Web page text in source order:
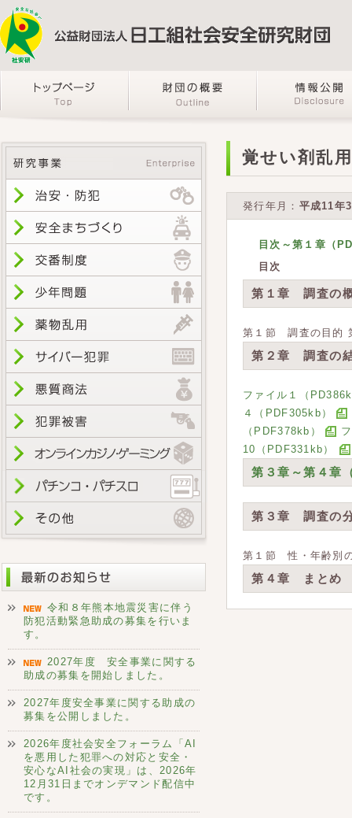
覚せい剤乱
発行年月： 平成11年
目次～第１章（
目次
第１章 調査の
第１節 調査の目的
第２章 調査の
ファイル１（
４（PDF305kb）
（PDF378kb）
10（PDF331kb）
第３章～第４章
第３章 調査の
第１節 性・年齢別
第４章 まとめ
令和８年熊本地震災害に伴う
防犯活動緊急助成の募集を行いま
す。
2027年度 安全事業に関する
助成の募集を開始しました。
2027年度安全事業に関する助成の
募集を公開しました。
2026年度社会安全フォーラム「AI
を悪用した犯罪への対応と安全・
安心なAI社会の実現」は、2026年
12月31日までオンデマンド配信中
です。